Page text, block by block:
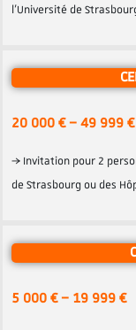
l’Université de
20 000 € – 49 999 €
→ Invitation pour 2
de Strasbourg ou des
5 000 € – 19 999 €